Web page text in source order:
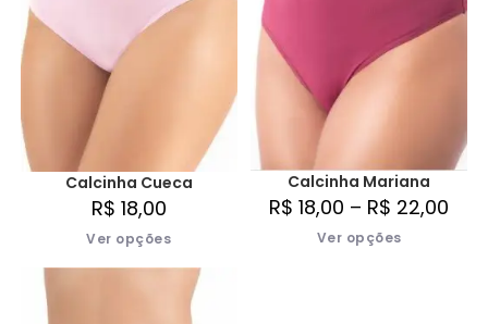
Calcinha Cueca
R$ 18,00
Ver opções
Calcinha Mariana
R$ 18,00 – R$ 22,00
Ver opções